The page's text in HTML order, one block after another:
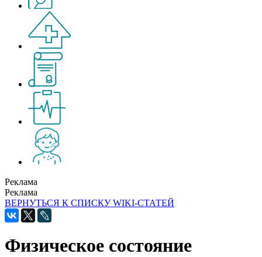
Реклама
Реклама
ВЕРНУТЬСЯ К СПИСКУ WIKI-СТАТЕЙ
Физическое состояние